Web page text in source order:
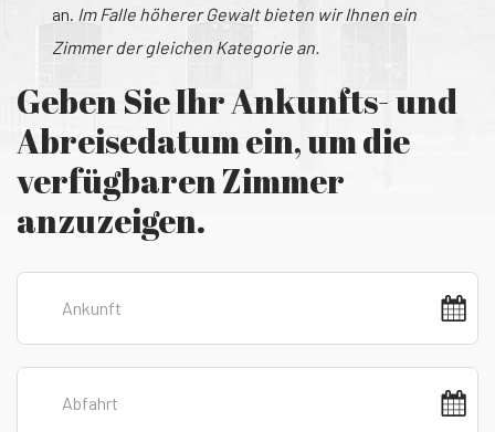
an. Im Falle höherer Gewalt bieten wir Ihnen ein
Zimmer der gleichen Kategorie an.
Geben Sie Ihr Ankunfts- und
Abreisedatum ein, um die
verfügbaren Zimmer
anzuzeigen.